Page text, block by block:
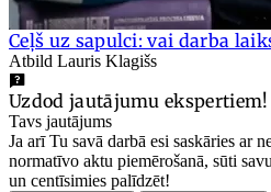
Ceļš uz sapulci: vai darba
Atbild Lauris Klagišs
Uzdod jautājumu ekspertiem!
Tavs jautājums
Ja arī Tu savā darbā esi saskāries ar
normatīvo aktu piemērošanā, sūti
un centīsimies palīdzēt!